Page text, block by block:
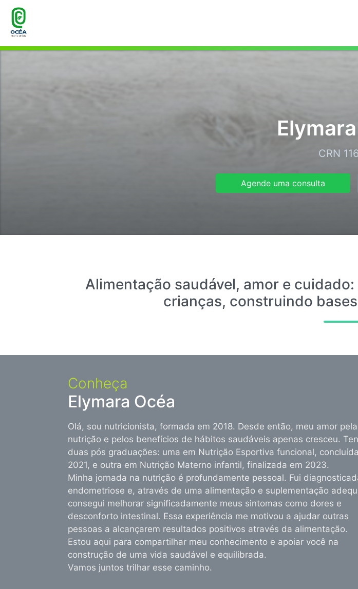
CRN
Agende uma consulta
Alimentação saudável, amor e
crianças, construindo
Conheça
Elymara Océa
Olá, sou nutricionista, formada em 2018. Desde então, meu amor pela
nutrição e pelos benefícios de hábitos saudáveis apenas cresceu.
duas pós graduações: uma em Nutrição Esportiva funcional,
2021, e outra em Nutrição Materno infantil, finalizada em 2023.
Minha jornada na nutrição é profundamente pessoal. Fui
endometriose e, através de uma alimentação e suplementação
consegui melhorar significadamente meus sintomas como dores e
desconforto intestinal. Essa experiência me motivou a ajudar outras
pessoas a alcançarem resultados positivos através da alimentação.
Estou aqui para compartilhar meu conhecimento e apoiar você na
construção de uma vida saudável e equilibrada.
Vamos juntos trilhar esse caminho.